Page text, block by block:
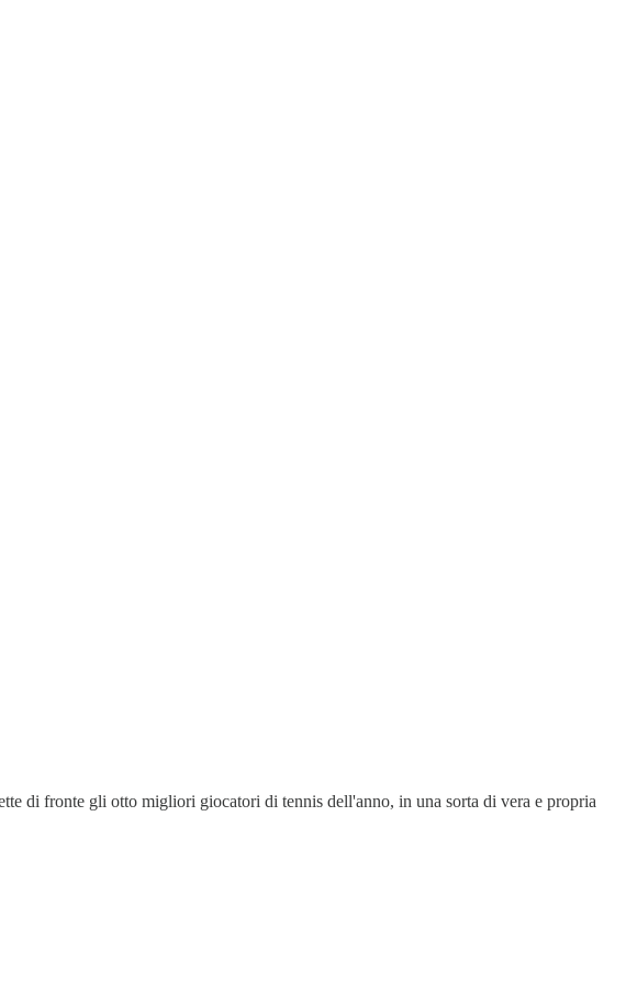
di fronte gli otto migliori giocatori di tennis dell'anno, in una sorta di vera e propria